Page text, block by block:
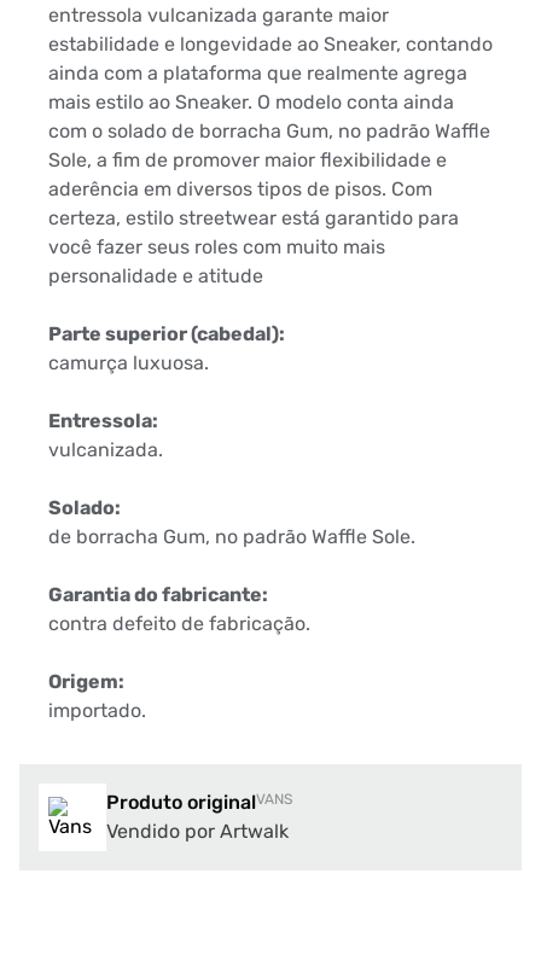
entressola vulcanizada garante maior
estabilidade e longevidade ao Sneaker, contando
ainda com a plataforma que realmente agrega
mais estilo ao Sneaker. O modelo conta ainda
com o solado de borracha Gum, no padrão Waffle
Sole, a fim de promover maior flexibilidade e
aderência em diversos tipos de pisos. Com
certeza, estilo streetwear está garantido para
você fazer seus roles com muito mais
personalidade e atitude
Parte superior (cabedal):
camurça luxuosa.
Entressola:
vulcanizada.
Solado:
de borracha Gum, no padrão Waffle Sole.
Garantia do fabricante:
contra defeito de fabricação.
Origem:
importado.
Produto originalVANS
Vendido por Artwalk